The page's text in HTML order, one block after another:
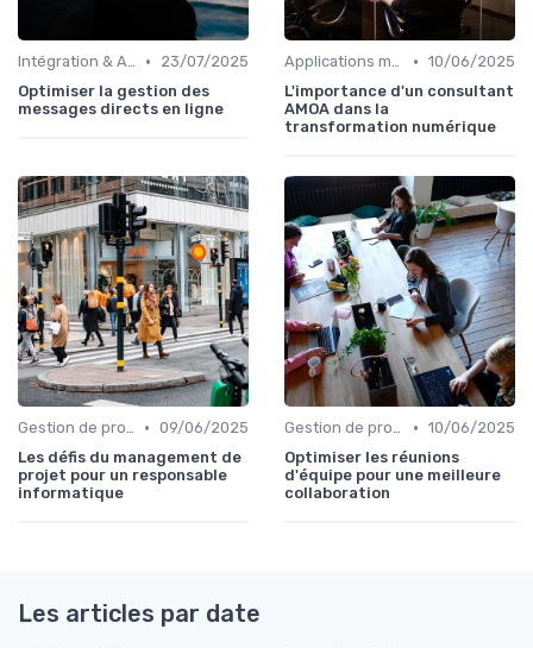
Intégration & APIs •
23/07/2025
Optimiser la gestion des
messages directs en ligne
Applications métiers • 10/06/2025
L'importance d'un consultant
AMOA dans la
transformation numérique
Gestion de projets • 09/06/2025
Les défis du management de
projet pour un responsable
informatique
Gestion de projets • 10/06/2025
Optimiser les réunions
d'équipe pour une meilleure
collaboration
Les articles par date